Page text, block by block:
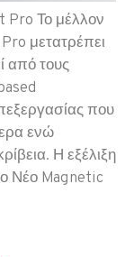
Pro Το μέλλον
μετατρέπει
από τους
που
ενώ
Η εξέλιξη
Νέο Magnetic